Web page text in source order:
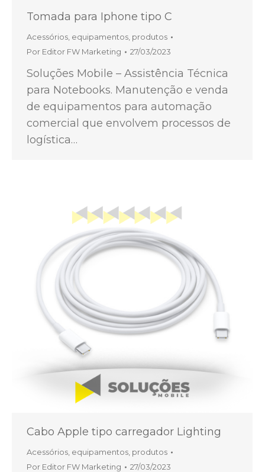
Tomada para Iphone tipo C
Acessórios equipamentos produtos
Por Editor FW Marketing 27/03/2023
Soluções Mobile – Assistência Técnica
para Notebooks. Manutenção e venda
de equipamentos para automação
comercial que envolvem processos de
logística…
Cabo Apple tipo carregador Lighting
Acessórios equipamentos produtos
Por Editor FW Marketing 27/03/2023